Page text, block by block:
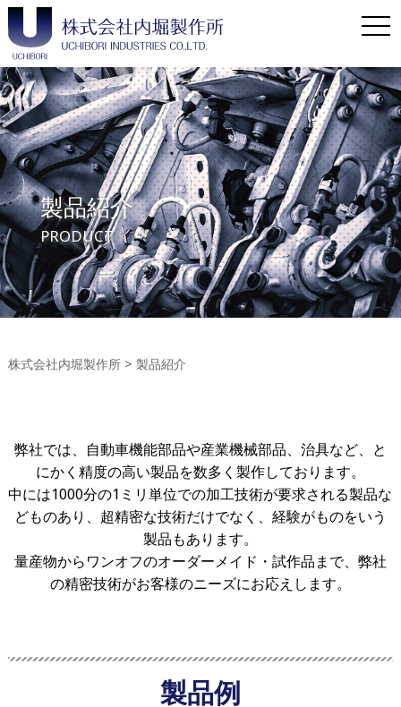
製品紹介
PRODUCT
株式会社内堀製作所> 製品紹介
弊社では、自動車機能部品や産業機械部品、治具など、と
にかく精度の高い製品を数多く製作しております。
中には1000分の1ミリ単位での加工技術が要求される製品な
どものあり、超精密な技術だけでなく、経験がものをいう
製品もあります。
量産物からワンオフのオーダーメイド・試作品まで、弊社
の精密技術がお客様のニーズにお応えします。
製品例